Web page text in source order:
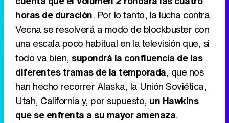
horas de duración. Por lo tanto, la lucha contra
Vecna se resolverá a modo de blockbuster con
una escala poco habitual en la televisión que, si
todo va bien, supondrá la confluencia de las
diferentes tramas de la temporada, que nos
han hecho recorrer Alaska, la Unión Soviética,
Utah, California y, por supuesto, un Hawkins
que se enfrenta a su mayor amenaza.